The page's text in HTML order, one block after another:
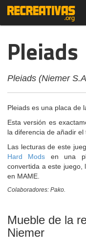
Pleiads
Pleiads (Niemer
Pleiads es una placa de
Esta versión es
la diferencia de añadir el
Las lecturas de este
Hard Mods en una
convertida a este juego,
en MAME.
Colaboradores: Pako.
Mueble de la
Niemer